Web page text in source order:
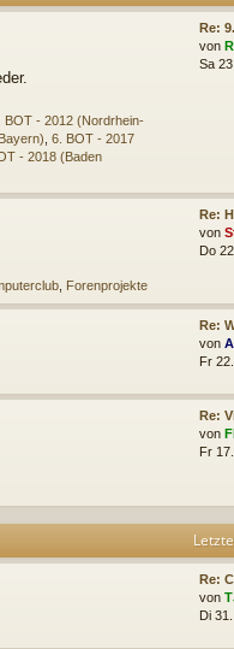
BOT - 2012 (Nordrhein-
6. BOT - 2017
- 2018 (Baden
Re:
von
Sa
Forenprojekte
Re:
von
Do
Re:
von
Fr
Re:
von
Fr
Re:
von
Di